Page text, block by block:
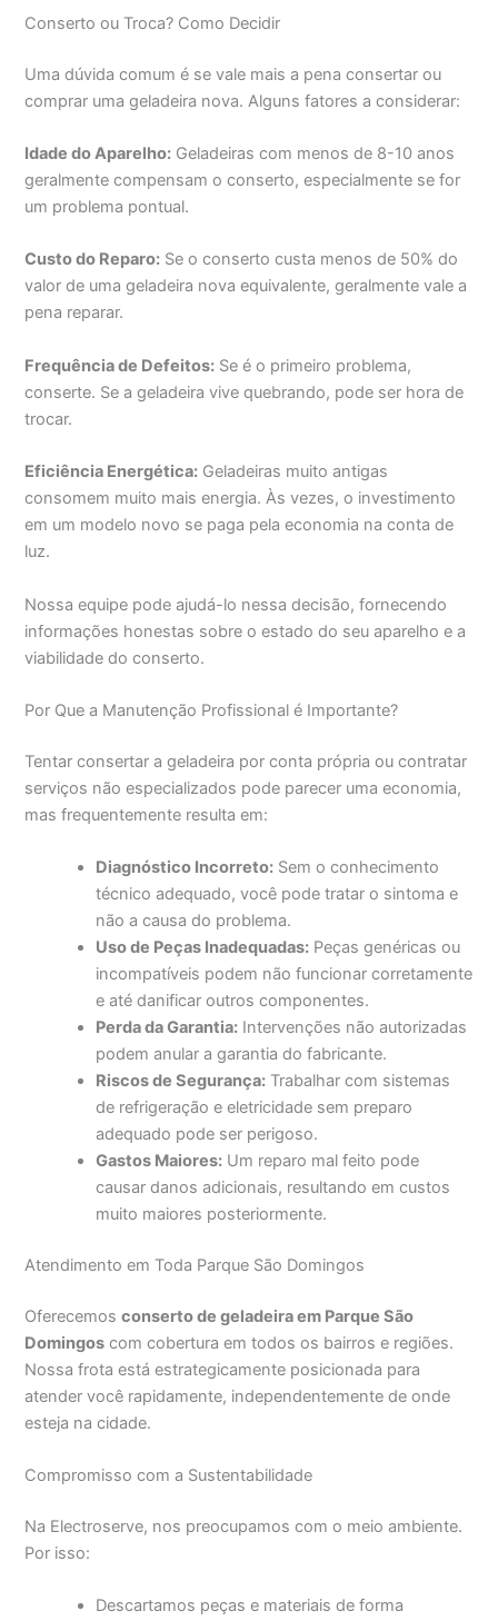
Conserto ou Troca? Como Decidir
Uma dúvida comum é se vale mais a pena consertar ou
comprar uma geladeira nova. Alguns fatores a considerar:
Idade do Aparelho: Geladeiras com menos de 8-10 anos
geralmente compensam o conserto, especialmente se for
um problema pontual.
Custo do Reparo: Se o conserto custa menos de 50% do
valor de uma geladeira nova equivalente, geralmente vale a
pena reparar.
Frequência de Defeitos: Se é o primeiro problema,
conserte. Se a geladeira vive quebrando, pode ser hora de
trocar.
Eficiência Energética: Geladeiras muito antigas
consomem muito mais energia. Às vezes, o investimento
em um modelo novo se paga pela economia na conta de
luz.
Nossa equipe pode ajudá-lo nessa decisão, fornecendo
informações honestas sobre o estado do seu aparelho e a
viabilidade do conserto.
Por Que a Manutenção Profissional é Importante?
Tentar consertar a geladeira por conta própria ou contratar
serviços não especializados pode parecer uma economia,
mas frequentemente resulta em:
Diagnóstico Incorreto: Sem o conhecimento
técnico adequado, você pode tratar o sintoma e
não a causa do problema.
Uso de Peças Inadequadas: Peças genéricas ou
incompatíveis podem não funcionar corretamente
e até danificar outros componentes.
Perda da Garantia: Intervenções não autorizadas
podem anular a garantia do fabricante.
Riscos de Segurança: Trabalhar com sistemas
de refrigeração e eletricidade sem preparo
adequado pode ser perigoso.
Gastos Maiores: Um reparo mal feito pode
causar danos adicionais, resultando em custos
muito maiores posteriormente.
Atendimento em Toda Parque São Domingos
Oferecemosconserto de geladeira em Parque São
Domingos com cobertura em todos os bairros e regiões.
Nossa frota está estrategicamente posicionada para
atender você rapidamente, independentemente de onde
esteja na cidade.
Compromisso com a Sustentabilidade
Na Electroserve, nos preocupamos com o meio ambiente.
Por isso:
Descartamos peças e materiais de forma